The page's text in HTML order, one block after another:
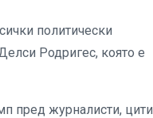
политически
Родригес, която е
пред журналисти,